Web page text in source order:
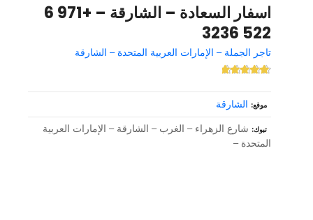
اسفار السعادة – الشارقة – +971 6
522 3236
تاجر الجملة – الإمارات العربية المتحدة – الشارقة
موقع الشارقة
تبوك
شارع الزهراء – الغرب – الشارقة – الإمارات العربية
المتحدة –